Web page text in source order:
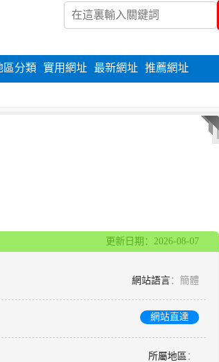
區分類 實用網址 最新網址 推薦網址
更新日期：2026-08-07
網站語言：簡體
網站直達
所屬地區 ：